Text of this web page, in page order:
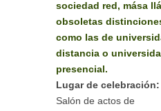
sociedad red, mása
obsoletas
como las de
distancia o
presencial.
Lugar de celebración:
Salón de actos de